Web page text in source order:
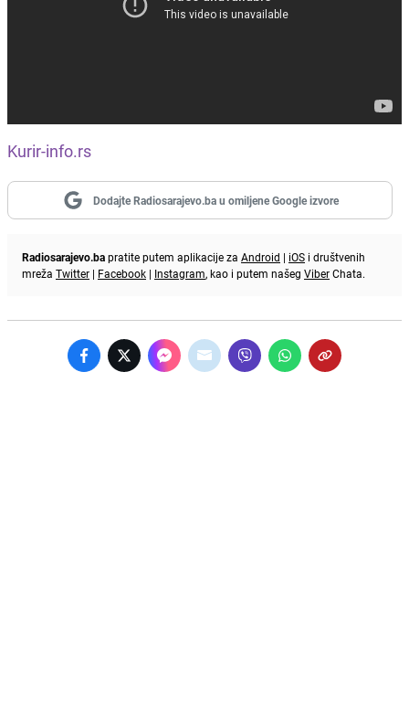
Kurir-info.rs
Dodajte Radiosarajevo.ba u omiljene Google izvore
Radiosarajevo.bapratite putem aplikacije za Android | iOS i društvenih
mreža Twitter | Facebook | Instagram, kao i putem našeg ViberChata.